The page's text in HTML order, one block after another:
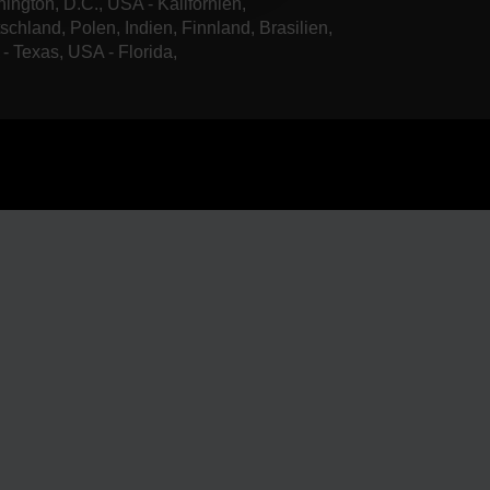
D.C., USA - Kalifornien,
Polen, Indien, Finnland, Brasilien,
Texas, USA - Florida,